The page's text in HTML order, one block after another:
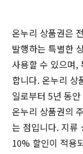
온누리 상품권은
발행하는 특별한
사용할 수 있으며,
합니다. 온누리 상
일로부터 5년 동
온누리 상품권의
는 점입니다. 지류
10% 할인이 적용